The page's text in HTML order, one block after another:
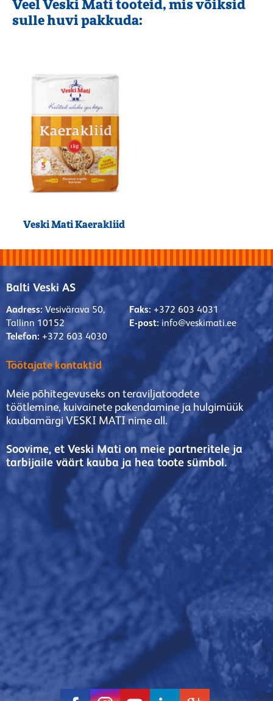
Veel Veski Mati tooteid, mis võiksid
sulle huvi pakkuda:
Veski Mati Kaerakliid
Balti Veski AS
Aadress: Vesivärava 50,
Tallinn 10152
Telefon: +372 603 4030
Faks: +372 603 4031
E-post: info@veskimati.ee
Töötajate kontaktid
Meie põhitegevuseks on teraviljatoodete
töötlemine, kuivainete pakendamine ja hulgimüük
kaubamärgi VESKI MATI nime all.
Soovime, et Veski Mati on meie partneritele ja
tarbijaile väärt kauba ja hea toote sümbol.